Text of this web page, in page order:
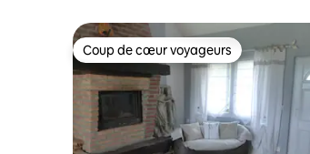
Coup de cœur voyageurs
Coup de cœur voyageurs